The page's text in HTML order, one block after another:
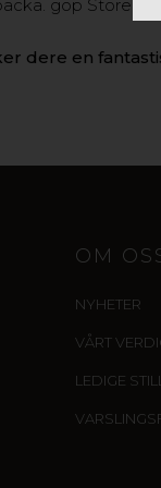
gop Store
dere en
OM
NYHETER
VÅRT
LEDIGE